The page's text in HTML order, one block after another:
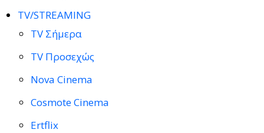
TV/STREAMING
TV Σήμερα
TV Προσεχώς
Nova Cinema
Cosmote Cinema
Ertflix